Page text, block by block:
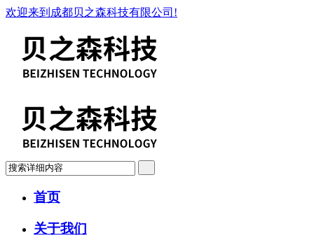
欢迎来到成都贝之森科技有限公司!
首页
关于我们